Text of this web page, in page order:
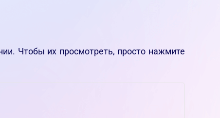
Чтобы их просмотреть, просто нажмите